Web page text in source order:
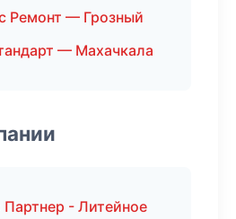
Ремонт — Грозный
— Махачкала
- Литейное